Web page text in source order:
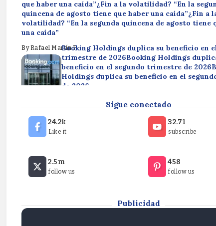
que haber una caída”¿Fin a la volatilidad? “En la
quincena de agosto tiene que haber una caída”¿Fin a
volatilidad? “En la segunda quincena de agosto tiene
una caída”
By Rafael Martín F.Booking Holdings duplica su beneficio en
trimestre de 2026Booking Holdings
beneficio en el segundo trimestre de
Holdings duplica su beneficio en el
de 2026
Rafael Martín F.
Disney reduce su beneficio en un 49,9%
trimestre fiscalDisney reduce su beneficio
49,9% en el tercer trimestre fiscalDisney
beneficio en un 49,9% en el tercer
¿Fin a la volatilidad? “En la segunda quincena de
que haber una caída”¿Fin a la volatilidad? “En la
quincena de agosto tiene que haber una caída”¿Fin a
ByRafael Martín F.
Sigue conectado
24.2k
Like it
32.71
subscribe
2.5m
follow us
458
follow us
Publicidad